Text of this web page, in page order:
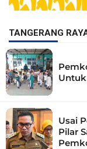
TANGERANG
Untuk
Usai
Pilar